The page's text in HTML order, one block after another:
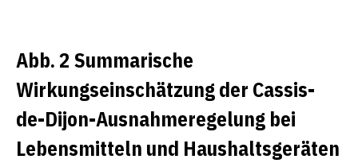
Abb. 2 Summarische
Wirkungseinschätzung der Cassis-
de-Dijon-Ausnahmeregelung bei
Lebensmitteln und Haushaltsgeräten